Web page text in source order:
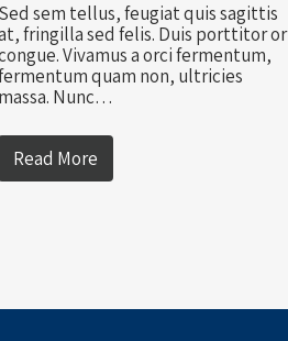
Sed sem tellus, feugiat quis sagittis
fringilla sed felis. Duis porttitor or
Vivamus a orci fermentum,
quam non, ultricies
massa. Nunc…
Read More